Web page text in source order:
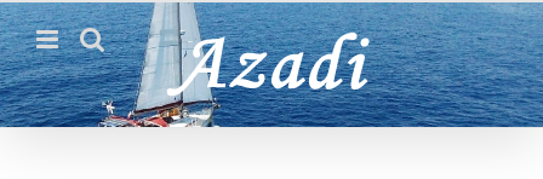
Passer
au
contenu